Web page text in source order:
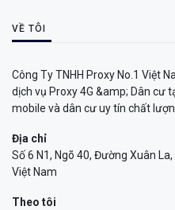
VỀ TÔI
Công Ty TNHH Proxy No.1 Việt
dịch vụ Proxy 4G &amp; Dân cư
mobile và dân cư uy tín chất
Địa chỉ
Số 6 N1, Ngõ 40, Đường Xuân
Việt Nam
Theo tôi